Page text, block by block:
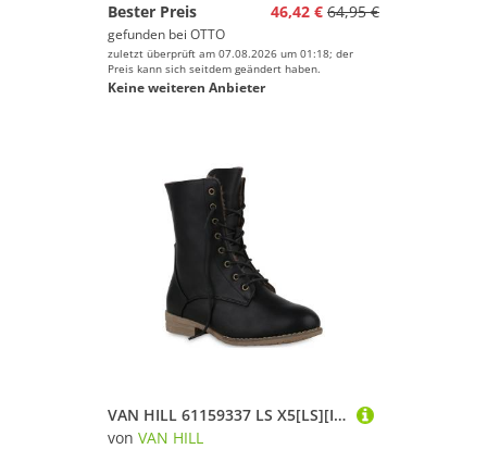
Bester Preis
46,42 € 64,95 €
gefunden bei OTTO
zuletzt überprüft am 07.08.2026 um 01:18; der
Preis kann sich seitdem geändert haben.
Keine weiteren Anbieter
VAN HILL 61159337 LS X5[LS][IL](Duplicate) Damen Stiefeletten Black 37 Schnürstiefelette Schuhe
von VAN HILL